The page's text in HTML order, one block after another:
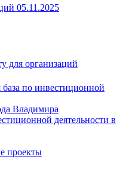
05.11.2025
для организаций
база по инвестиционной
Владимира
деятельности в
проекты